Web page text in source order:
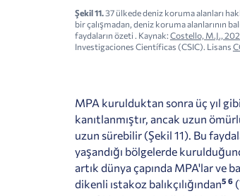
Şekil 11.37 ülkede deniz koruma alanları
bir çalışmadan, deniz koruma alanlarının
faydaların özeti . Kaynak: Costello, M.J.,
Investigaciones Científicas (CSIC). Lisans
MPA kurulduktan sonra üç yıl
kanıtlanmıştır, ancak uzun
uzun sürebilir (Şekil 11). Bu
yaşandığı bölgelerde
artık dünya çapında MPA'lar ve
dikenli ıstakoz balıkçılığından5 6(